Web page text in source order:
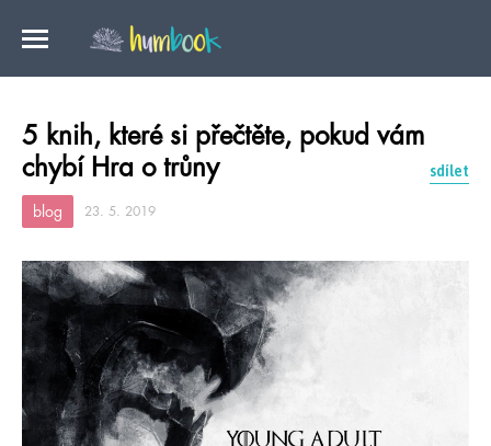
5 knih, které si přečtěte, pokud vám
chybí Hra o trůny
sdílet
blog 23. 5. 2019